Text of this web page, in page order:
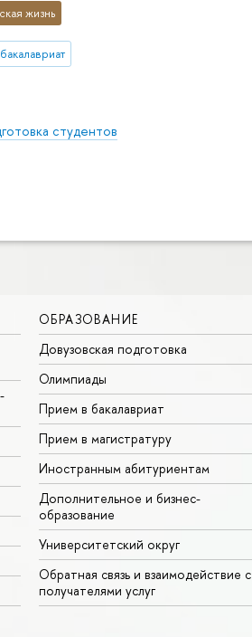
жизнь
бакалавриат
студентов
ОБРАЗОВАНИЕ
Довузовская подготовка
Олимпиады
Прием в бакалавриат
Прием в магистратуру
Иностранным абитуриентам
Дополнительное и бизнес-
образование
Университетский округ
Обратная связь и взаимодействие с
получателями услуг